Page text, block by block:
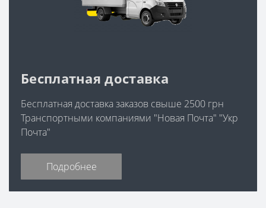
Бесплатная доставка
Бесплатная доставка заказов свыше 2500 грн
Транспортными компаниями "Новая Почта" "Укр
Почта"
Подробнее